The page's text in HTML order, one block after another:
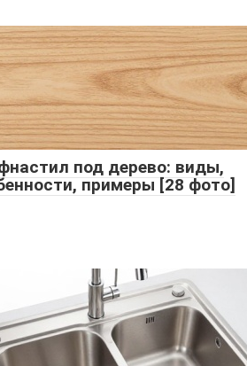
под дерево: виды,
примеры [28 фото]